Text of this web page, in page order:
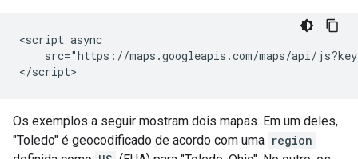
<script async
src="https://maps.googleapis.com/maps/api/
</script>
Os exemplos a seguir mostram dois mapas. Em um deles,
"Toledo" é geocodificado de acordo com uma region